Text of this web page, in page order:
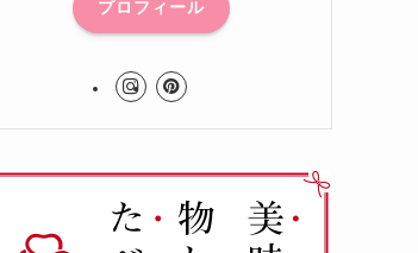
プロフィール